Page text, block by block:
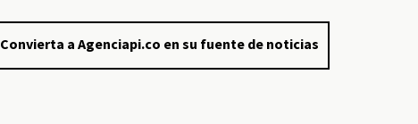
Convierta a Agenciapi.co en su fuente de noticias